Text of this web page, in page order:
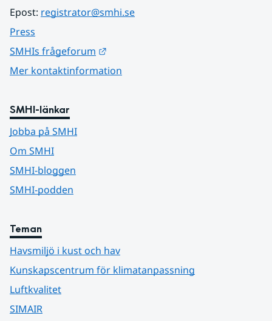
Epost: registrator@smhi.se
Press
SMHIs frågeforum
Mer kontaktinformation
SMHI-länkar
Jobba på SMHI
Om SMHI
SMHI-bloggen
SMHI-podden
Teman
Havsmiljö i kust och hav
Kunskapscentrum för klimatanpassning
Luftkvalitet
SIMAIR